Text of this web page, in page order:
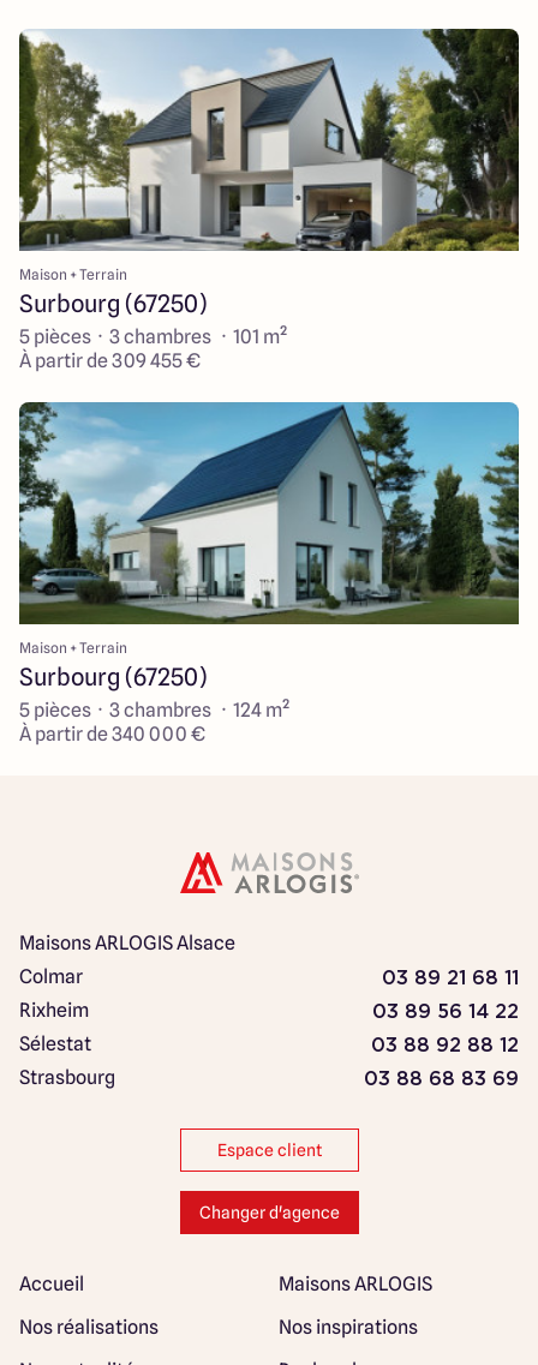
Maison + Terrain
Surbourg (67250)
5 pièces · 3 chambres · 101 m²
À partir de 309 455 €
Maison + Terrain
Surbourg (67250)
5 pièces · 3 chambres · 124 m²
À partir de 340 000 €
Maisons ARLOGIS Alsace
Colmar
03 89 21 68 11
Rixheim 03 89 56 14 22
Sélestat 03 88 92 88 12
Strasbourg 03 88 68 83 69
Espace client
Changer d'agence
Accueil
Maisons ARLOGIS
Nos réalisations
Nos inspirations